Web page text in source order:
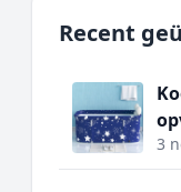
Recent
3